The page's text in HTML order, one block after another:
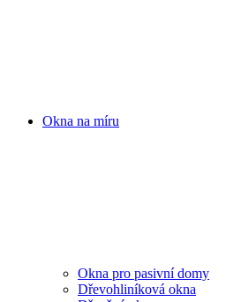
Okna na míru
Okna pro pasivní domy
Dřevohliníková okna